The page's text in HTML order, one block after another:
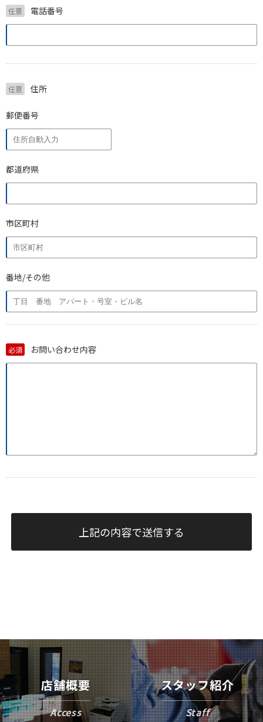
任意 電話番号
任意 住所
郵便番号
都道府県
市区町村
番地/その他
必須 お問い合わせ内容
店舗概要
Access
スタッフ紹介
Staff